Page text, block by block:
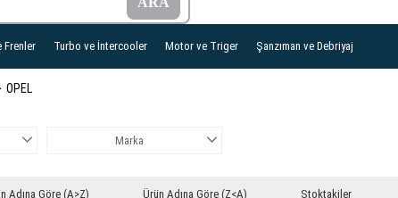
Frenler Turbo ve İntercooler Motor ve Triger Şanzıman ve Debriyaj
OPEL
Marka
Adına Göre (A>Z) Ürün Adına Göre (Z<A) Stoktakiler